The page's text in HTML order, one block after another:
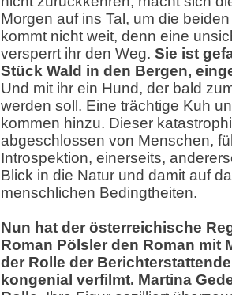
Morgen auf ins Tal, um die
kommt nicht weit, denn eine
versperrt ihr den Weg. Sie ist
Stück Wald in den Bergen,
Und mit ihr ein Hund, der bald
werden soll. Eine trächtige Kuh
kommen hinzu. Dieser
abgeschlossen von Menschen,
Introspektion, einerseits,
Blick in die Natur und damit auf
menschlichen Bedingtheiten.
Nun hat der österreichische
Roman Pölsler den Roman mit
der Rolle der
kongenial verfilmt. Martina